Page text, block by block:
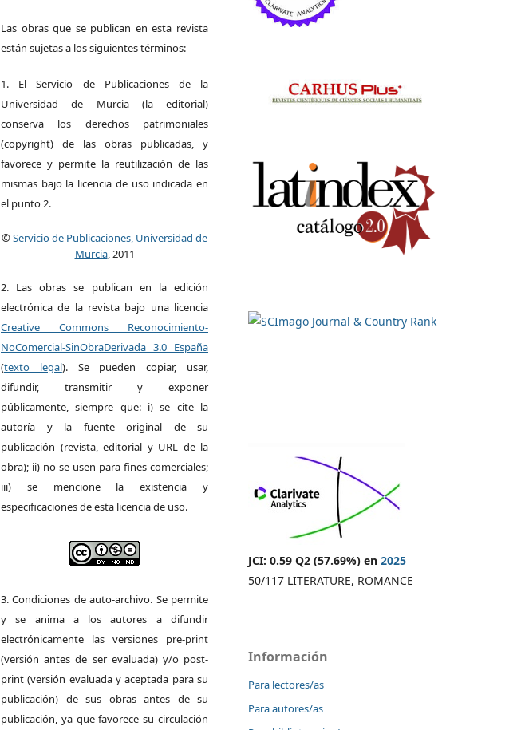
Las obras que se publican en esta revista
están sujetas a los siguientes términos:
1. El Servicio de Publicaciones de la
Universidad de Murcia (la editorial)
conserva los derechos patrimoniales
(copyright) de las obras publicadas, y
favorece y permite la reutilización de las
mismas bajo la licencia de uso indicada en
el punto 2.
©Servicio de Publicaciones, Universidad de
Murcia, 2011
2. Las obras se publican en la edición
electrónica de la revista bajo una licencia
Creative Commons Reconocimiento-
NoComercial-SinObraDerivada 3.0 España
(texto legal). Se pueden copiar, usar,
difundir, transmitir y exponer
públicamente, siempre que: i) se cite la
autoría y la fuente original de su
publicación (revista, editorial y URL de la
obra); ii) no se usen para fines comerciales;
iii) se mencione la existencia y
especificaciones de esta licencia de uso.
3. Condiciones de auto-archivo. Se permite
y se anima a los autores a difundir
electrónicamente las versiones pre-print
(versión antes de ser evaluada) y/o post-
print (versión evaluada y aceptada para su
publicación) de sus obras antes de su
publicación, ya que favorece su circulación
JCI: 0.59 Q2 (57.69%) en 2025
50/117 LITERATURE, ROMANCE
Información
Para lectores/as
Para autores/as